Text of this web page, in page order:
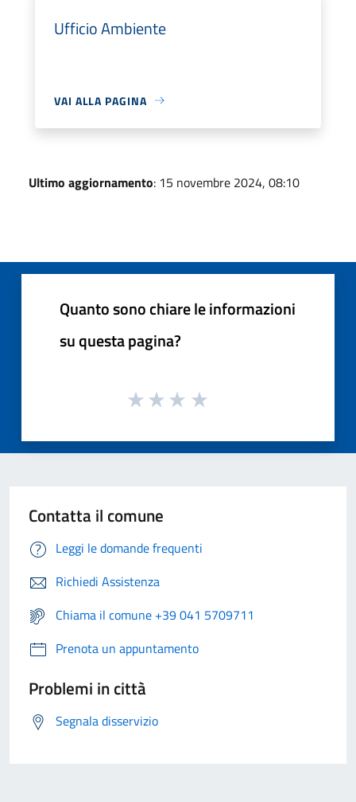
Ufficio Ambiente
VAI ALLA PAGINA
Ultimo aggiornamento: 15 novembre 2024, 08:10
Quanto sono chiare le informazioni
su questa pagina?
Contatta il comune
Leggi le domande frequenti
Richiedi Assistenza
Chiama il comune +39 041 5709711
Prenota un appuntamento
Problemi in città
Segnala disservizio